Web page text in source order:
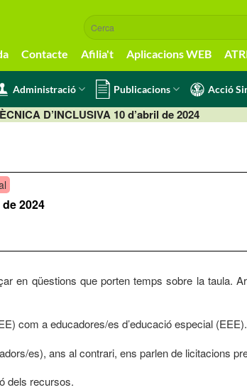
Contacte Afilia't Aplicacions WEB
Administració Publicacions Acció
D’INCLUSIVA 10 d’abril de 2024
de 2024
en qüestions que porten temps sobre la taula.
com a educadores/es d’educació especial (EEE).
es), ans al contrari, ens parlen de licitacions
dels recursos.